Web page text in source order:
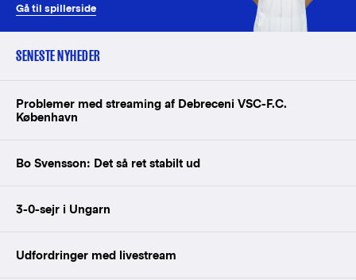
Gå til spillerside
SENESTE NYHEDER
Problemer med streaming af Debreceni VSC-F.C.
København
Bo Svensson: Det så ret stabilt ud
3-0-sejr i Ungarn
Udfordringer med livestream